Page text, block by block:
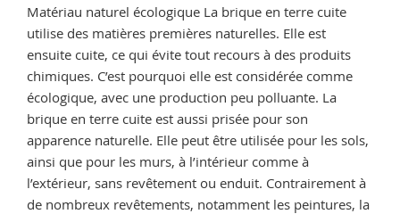
Matériau naturel écologique La brique en terre cuite
utilise des matières premières naturelles. Elle est
ensuite cuite, ce qui évite tout recours à des produits
chimiques. C’est pourquoi elle est considérée comme
écologique, avec une production peu polluante. La
brique en terre cuite est aussi prisée pour son
apparence naturelle. Elle peut être utilisée pour les sols,
ainsi que pour les murs, à l’intérieur comme à
l’extérieur, sans revêtement ou enduit. Contrairement à
de nombreux revêtements, notamment les peintures, la